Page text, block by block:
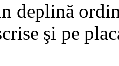
deplină
şi pe